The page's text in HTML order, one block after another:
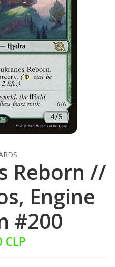
Reborn //
Engine
#200
CLP